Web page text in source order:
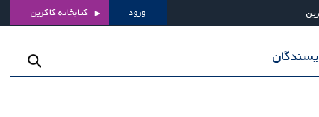
ورود کتابخانه کاکرین